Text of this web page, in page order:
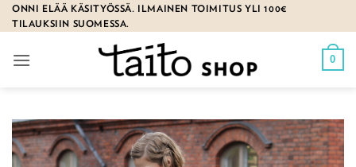
Skip
to
ONNI ELÄÄ KÄSITYÖSSÄ. ILMAINEN TOIMITUS YLI 100€
TILAUKSIIN SUOMESSA.
0